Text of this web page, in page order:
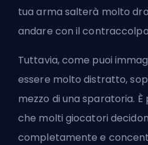
tua arma salterà molto
andare con il
Tuttavia, come puoi
essere molto distratto,
mezzo di una sparatoria.
che molti giocatori
completamente e